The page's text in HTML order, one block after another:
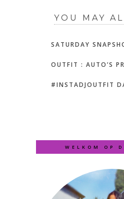
YOU MAY
SATURDAY
OUTFIT : AUTO’S
#INSTADJOUTFIT
WELKOM OP